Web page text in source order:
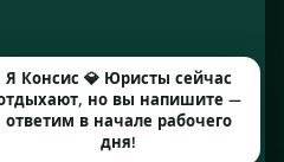
д. 1А, помещение 14/7
Я Консис 💎 Юристы сейчас
но вы напишите —
ответим в начале рабочего
дня!